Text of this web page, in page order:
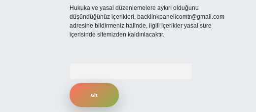
Hukuka ve yasal düzenlemelere aykırı olduğunu
düşündüğünüz içerikleri, backlinkpanelicomtr@gmail.com
adresine bildirmeniz halinde, ilgili içerikler yasal süre
içerisinde sitemizden kaldırılacaktır.